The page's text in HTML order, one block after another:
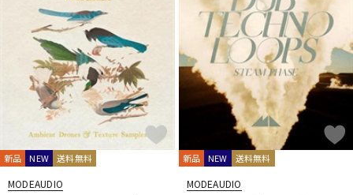
配信/ライブ機器 楽器アクセサリ
中古 ヴィンテージ
新品 NEW 送料無料
MODEAUDIO
新品 NEW 送料無料
MODEAUDIO